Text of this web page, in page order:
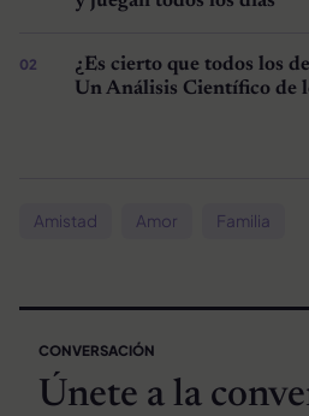
¿Es cierto que todos los
Un Análisis Científico de
Amistad Amor Familia
CONVERSACIÓN
Únete a la